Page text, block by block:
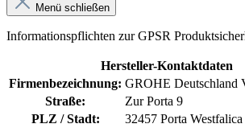
Menü schließen
Informationspflichten zur GPSR
Hersteller-Kontaktdaten
Firmenbezeichnung: GROHE Deutschland
Straße:
Zur Porta 9
PLZ / Stadt:
32457 Porta Westfalica